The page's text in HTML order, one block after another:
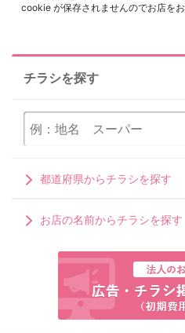
cookie が保存されませんのでお店を
チラシを探す
都道府県からチラシを探す
お店の名前からチラシを探す